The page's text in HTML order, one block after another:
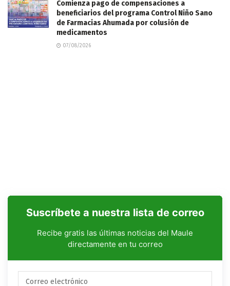
Comienza pago de compensaciones a
beneficiarios del programa Control Niño Sano
de Farmacias Ahumada por colusión de
medicamentos
07/08/2026
Suscríbete a nuestra lista de correo
Recibe gratis las últimas noticias del Maule
directamente en tu correo